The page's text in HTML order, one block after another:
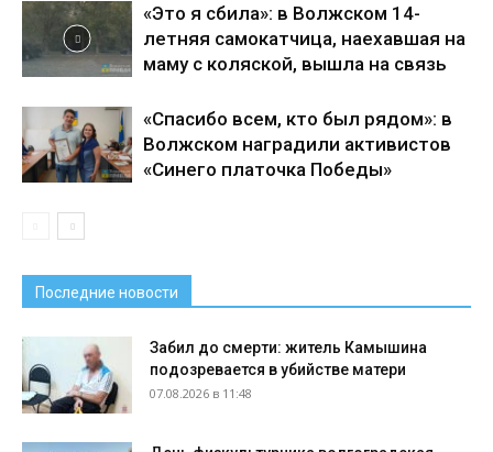
«Это я сбила»: в Волжском 14-
летняя самокатчица, наехавшая на
маму с коляской, вышла на связь
«Спасибо всем, кто был рядом»: в
Волжском наградили активистов
«Синего платочка Победы»
Последние новости
Забил до смерти: житель Камышина
подозревается в убийстве матери
07.08.2026 в 11:48